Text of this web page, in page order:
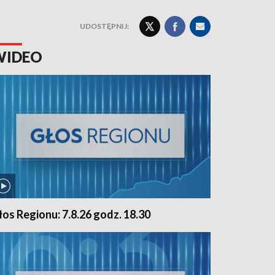
UDOSTĘPNIJ:
Regionu: 7.8.26 godz. 18.30